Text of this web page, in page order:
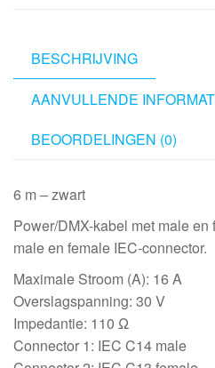
DMX
/
Power
aantal
BESCHRIJVING
AANVULLENDE
BEOORDELINGEN (0)
6 m – zwart
Power/DMX-kabel met male
male en female IEC-connector.
Maximale Stroom (A): 16 A
Overslagspanning: 30 V
Impedantie: 110 Ω
Connector 1: IEC C14 male